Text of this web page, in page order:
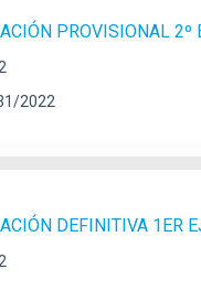
PROVISIONAL 2º
2022
DEFINITIVA 1ER